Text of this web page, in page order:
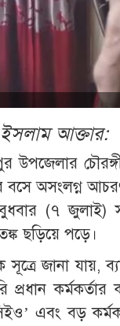
আক্তার:
উপজেলার
বসে অসংলগ্ন
(৭ জুলাই)
ছড়িয়ে পড়ে।
সূত্রে জানা যায়,
প্রধান কর্মকর্তার
এবং বড়